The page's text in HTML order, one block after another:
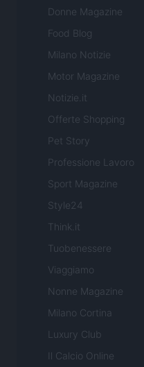
Donne Magazine
Food Blog
Milano Notizie
Motor Magazine
Notizie.it
Offerte Shopping
Pet Story
Professione Lavoro
Sport Magazine
Style24
Think.it
Tuobenessere
Viaggiamo
Nonne Magazine
Milano Cortina
Luxury Club
Il Calcio Online